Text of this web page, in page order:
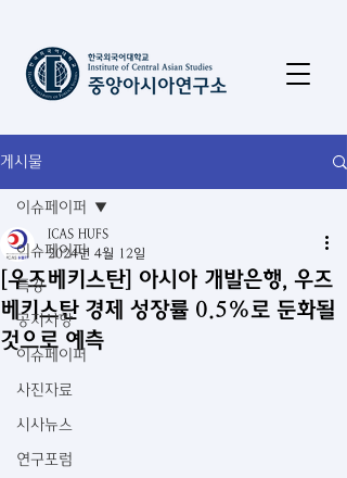
게시물
이슈페이퍼
특강
공지사항
이슈페이퍼
사진자료
시사뉴스
연구포럼
이슈페이퍼
[우즈베키스탄] 아시아 개발은행, 우즈
베키스탄 경제 성장률 0.5%로 둔화될
것으로 예측
ICAS HUFS
2024년 4월 12일